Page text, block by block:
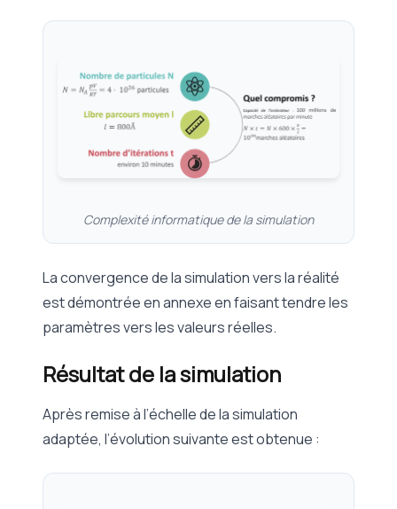
Complexité informatique de la simulation
La convergence de la simulation vers la réalité
est démontrée en annexe en faisant tendre les
paramètres vers les valeurs réelles.
Résultat de la simulation
Après remise à l’échelle de la simulation
adaptée, l’évolution suivante est obtenue :